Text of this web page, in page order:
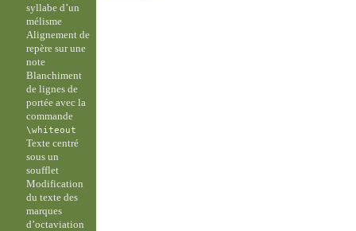
syllabe d’un
mélisme
Alignement de
repère sur une
note
Blanchiment
de lignes de
portée avec la
commande
\whiteout
Texte centré
sous un
soufflet
Modification
du texte des
marques
d’octaviation